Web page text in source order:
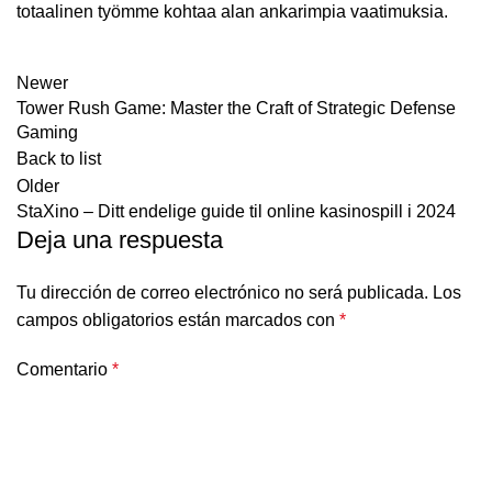
totaalinen työmme kohtaa alan ankarimpia vaatimuksia.
Newer
Tower Rush Game: Master the Craft of Strategic Defense
Gaming
Back to list
Older
StaXino – Ditt endelige guide til online kasinospill i 2024
Deja una respuesta
Tu dirección de correo electrónico no será publicada. Los
campos obligatorios están marcados con *
Comentario *